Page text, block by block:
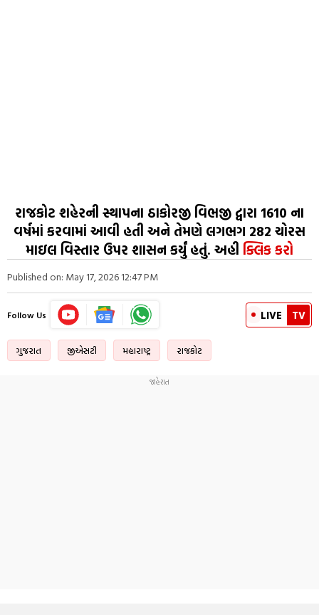
રાજકોટ શહેરની સ્થાપના ઠાકોરજી વિભજી દ્વારા 1610 ના
વર્ષમાં કરવામાં આવી હતી અને તેમણે લગભગ 282 ચોરસ
માઇલ વિસ્તાર ઉપર શાસન કર્યું હતું. અહી ક્લિક કરો
Published on: May 17, 2026 12:47 PM
Follow Us LIVE TV
ગુજરાત જીએસટી મહારાષ્ટ્ર રાજકોટ